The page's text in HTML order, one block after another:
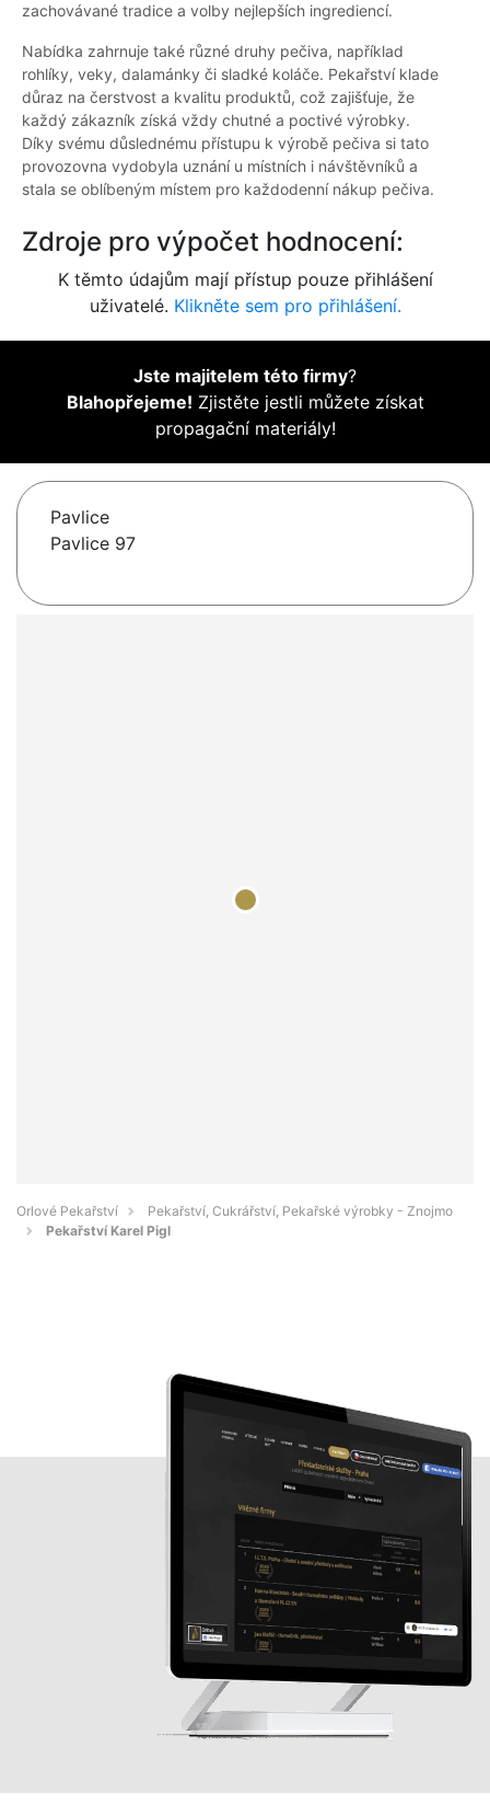
zachovávané tradice a volby nejlepších ingrediencí.
Nabídka zahrnuje také různé druhy pečiva, například
rohlíky, veky, dalamánky či sladké koláče. Pekařství klade
důraz na čerstvost a kvalitu produktů, což zajišťuje, že
každý zákazník získá vždy chutné a poctivé výrobky.
Díky svému důslednému přístupu k výrobě pečiva si tato
provozovna vydobyla uznání u místních i návštěvníků a
stala se oblíbeným místem pro každodenní nákup pečiva.
Zdroje pro výpočet hodnocení:
K těmto údajům mají přístup pouze přihlášení
uživatelé. Klikněte sem pro přihlášení.
Jste majitelem této firmy?
Blahopřejeme! Zjistěte jestli můžete získat
propagační materiály!
Pavlice
Pavlice 97
Orlové Pekařství
Pekařství, Cukrářství, Pekařské výrobky - Znojmo
Pekařství Karel Pigl